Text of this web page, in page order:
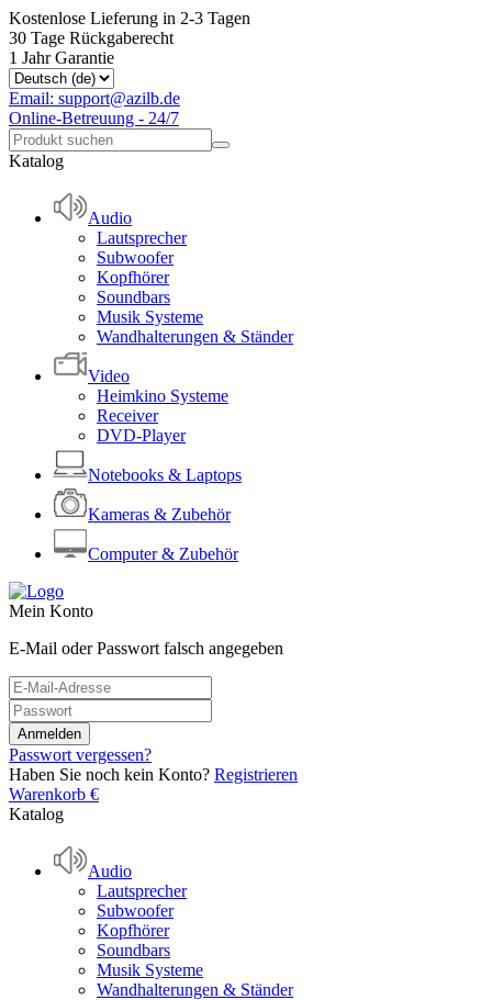
Kostenlose Lieferung in 2-3 Tagen
30 Tage Rückgaberecht
1 Jahr Garantie
Email: support@azilb.de
Online-Betreuung - 24/7
Katalog
Audio
Lautsprecher
Subwoofer
Kopfhörer
Soundbars
Musik Systeme
Wandhalterungen & Ständer
Video
Heimkino Systeme
Receiver
DVD-Player
Notebooks & Laptops
Kameras & Zubehör
Computer & Zubehör
Mein Konto
E-Mail oder Passwort falsch angegeben
Passwort vergessen?
Haben Sie noch kein Konto? Registrieren
Warenkorb €
Katalog
Audio
Lautsprecher
Subwoofer
Kopfhörer
Soundbars
Musik Systeme
Wandhalterungen & Ständer